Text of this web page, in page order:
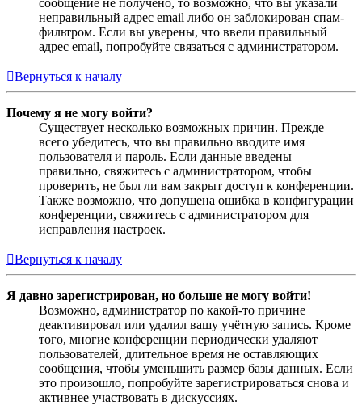
сообщение не получено, то возможно, что вы указали
неправильный адрес email либо он заблокирован спам-
фильтром. Если вы уверены, что ввели правильный
адрес email, попробуйте связаться с администратором.
Вернуться к началу
Почему я не могу войти?
Существует несколько возможных причин. Прежде
всего убедитесь, что вы правильно вводите имя
пользователя и пароль. Если данные введены
правильно, свяжитесь с администратором, чтобы
проверить, не был ли вам закрыт доступ к конференции.
Также возможно, что допущена ошибка в конфигурации
конференции, свяжитесь с администратором для
исправления настроек.
Вернуться к началу
Я давно зарегистрирован, но больше не могу войти!
Возможно, администратор по какой-то причине
деактивировал или удалил вашу учётную запись. Кроме
того, многие конференции периодически удаляют
пользователей, длительное время не оставляющих
сообщения, чтобы уменьшить размер базы данных. Если
это произошло, попробуйте зарегистрироваться снова и
активнее участвовать в дискуссиях.